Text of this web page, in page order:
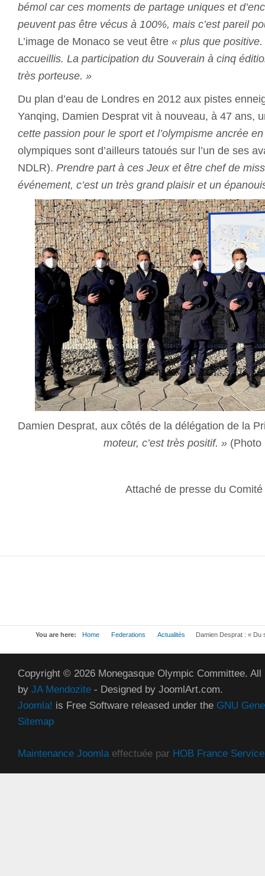
bémol car ces moments de partage uniques et
peuvent pas être vécus à 100%, mais c’est pareil
L’image de Monaco se veut être « plus que
accueillis. La participation du Souverain à cinq
très porteuse. »
Du plan d’eau de Londres en 2012 aux pistes
Yanqing, Damien Desprat vit à nouveau, à 47 ans,
cette passion pour le sport et l’olympisme ancrée
olympiques sont d’ailleurs tatoués sur l’un de ses
NDLR). Prendre part à ces Jeux et être chef de
événement, c’est un très grand plaisir et un
Damien Desprat, aux côtés de la délégation de la
moteur, c’est très positif. » (Photo
Attaché de presse du
You are here: Home Federations Actualités Damien Desprat : « Du
Copyright © 2026 Monegasque Olympic Committee.
by JA Mendozite - Designed by JoomlArt.com.
Joomla! is Free Software released under the GNU
Sitemap
Maintenance Joomlaeffectuée par HOB France